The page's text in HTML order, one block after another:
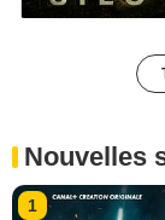
Nouvelles
1